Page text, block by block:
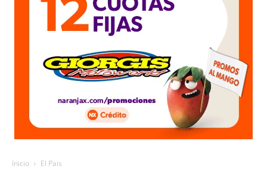
Inicio El Pais